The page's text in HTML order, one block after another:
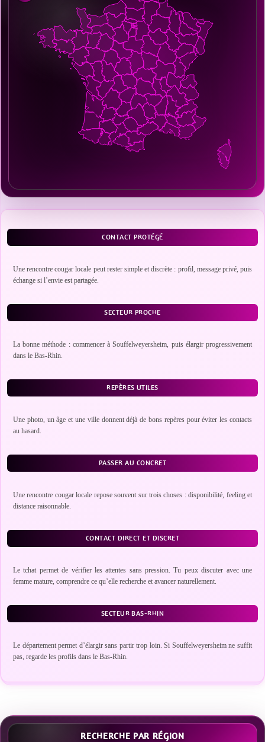
CONTACT PROTÉGÉ
Une rencontre cougar locale peut rester simple et discrète : profil, message privé, puis
échange si l’envie est partagée.
SECTEUR PROCHE
La bonne méthode : commencer à Souffelweyersheim, puis élargir progressivement
dans le Bas-Rhin.
REPÈRES UTILES
Une photo, un âge et une ville donnent déjà de bons repères pour éviter les contacts
au hasard.
PASSER AU CONCRET
Une rencontre cougar locale repose souvent sur trois choses : disponibilité, feeling et
distance raisonnable.
CONTACT DIRECT ET DISCRET
Le tchat permet de vérifier les attentes sans pression. Tu peux discuter avec une
femme mature, comprendre ce qu’elle recherche et avancer naturellement.
SECTEUR BAS-RHIN
Le département permet d’élargir sans partir trop loin. Si Souffelweyersheim ne suffit
pas, regarde les profils dans le Bas-Rhin.
RECHERCHE PAR RÉGION